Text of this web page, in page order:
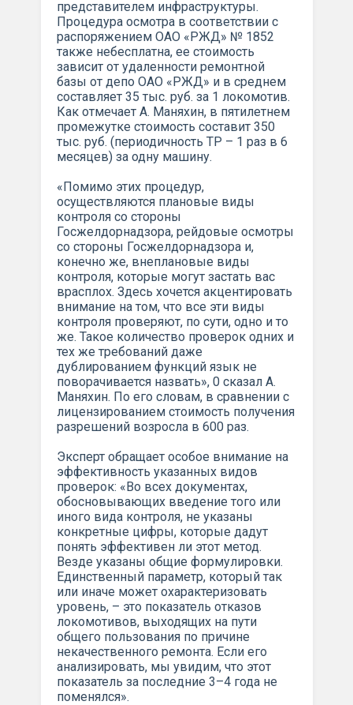
представителем инфраструктуры.
Процедура осмотра в соответствии с
распоряжением ОАО «РЖД» № 1852
также небесплатна, ее стоимость
зависит от удаленности ремонтной
базы от депо ОАО «РЖД» и в среднем
составляет 35 тыс. руб. за 1 локомотив.
Как отмечает А. Маняхин, в пятилетнем
промежутке стоимость составит 350
тыс. руб. (периодичность ТР – 1 раз в 6
месяцев) за одну машину.
«Помимо этих процедур,
осуществляются плановые виды
контроля со стороны
Госжелдорнадзора, рейдовые осмотры
со стороны Госжелдорнадзора и,
конечно же, внеплановые виды
контроля, которые могут застать вас
врасплох. Здесь хочется акцентировать
внимание на том, что все эти виды
контроля проверяют, по сути, одно и то
же. Такое количество проверок одних и
тех же требований даже
дублированием функций язык не
поворачивается назвать», 0 сказал А.
Маняхин. По его словам, в сравнении с
лицензированием стоимость получения
разрешений возросла в 600 раз.
Эксперт обращает особое внимание на
эффективность указанных видов
проверок: «Во всех документах,
обосновывающих введение того или
иного вида контроля, не указаны
конкретные цифры, которые дадут
понять эффективен ли этот метод.
Везде указаны общие формулировки.
Единственный параметр, который так
или иначе может охарактеризовать
уровень, – это показатель отказов
локомотивов, выходящих на пути
общего пользования по причине
некачественного ремонта. Если его
анализировать, мы увидим, что этот
показатель за последние 3–4 года не
поменялся».